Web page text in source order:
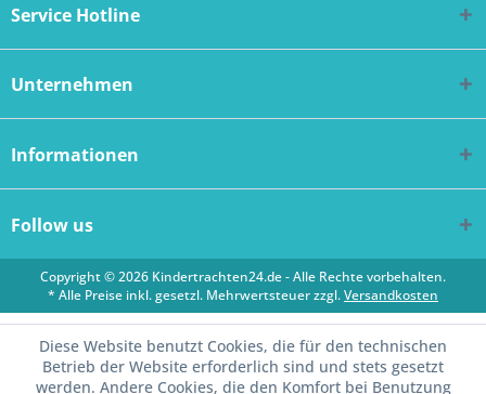
Service Hotline
Unternehmen
Informationen
Follow us
Copyright © 2026 Kindertrachten24.de - Alle Rechte vorbehalten.
* Alle Preise inkl. gesetzl. Mehrwertsteuer zzgl.Versandkosten
Diese Website benutzt Cookies, die für den technischen
Betrieb der Website erforderlich sind und stets gesetzt
werden. Andere Cookies, die den Komfort bei Benutzung